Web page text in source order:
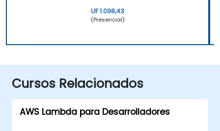
UF 1.098,43
(Presencial)
Cursos Relacionados
AWS Lambda para Desarrolladores